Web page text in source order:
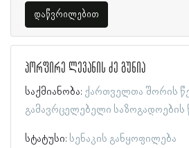
დაწვრილებით
პორფირე ლევანის ძე გუნია
საქმიანობა: ქართველთა შორის
გამავრცელებელი საზოგადოების
სტატუსი: სენაკის განყოფილება